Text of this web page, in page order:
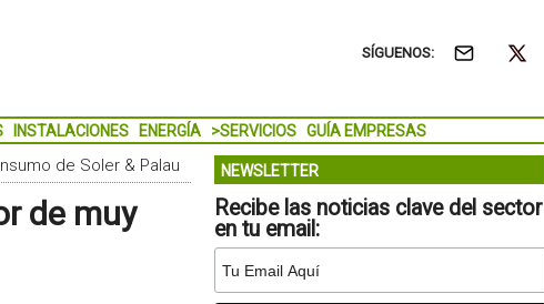
SÍGUENOS:
INSTALACIONES ENERGÍA >SERVICIOS GUÍA EMPRESAS
de Soler & Palau
de muy
NEWSLETTER
Recibe las noticias clave del sector
en tu email: